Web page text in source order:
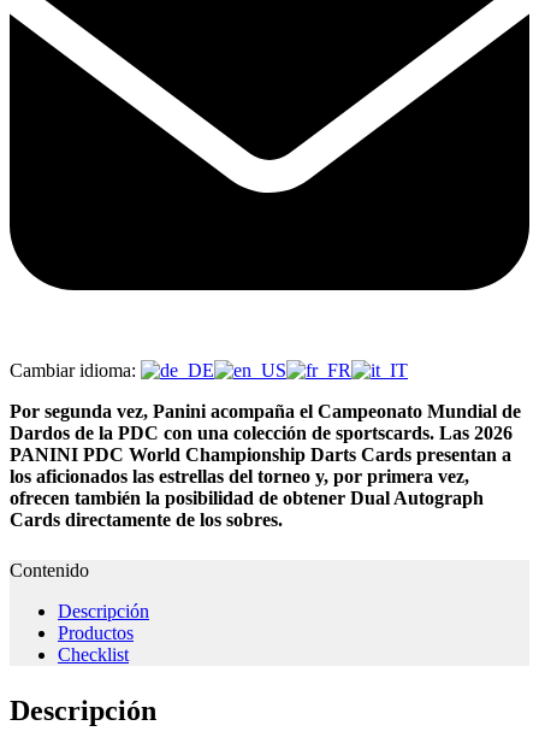
Cambiar idioma:
Por segunda vez, Panini acompaña el Campeonato Mundial de
Dardos de la PDC con una colección de sportscards. Las 2026
PANINI PDC World Championship Darts Cards presentan a
los aficionados las estrellas del torneo y, por primera vez,
ofrecen también la posibilidad de obtener Dual Autograph
Cards directamente de los sobres.
Contenido
Descripción
Productos
Checklist
Descripción